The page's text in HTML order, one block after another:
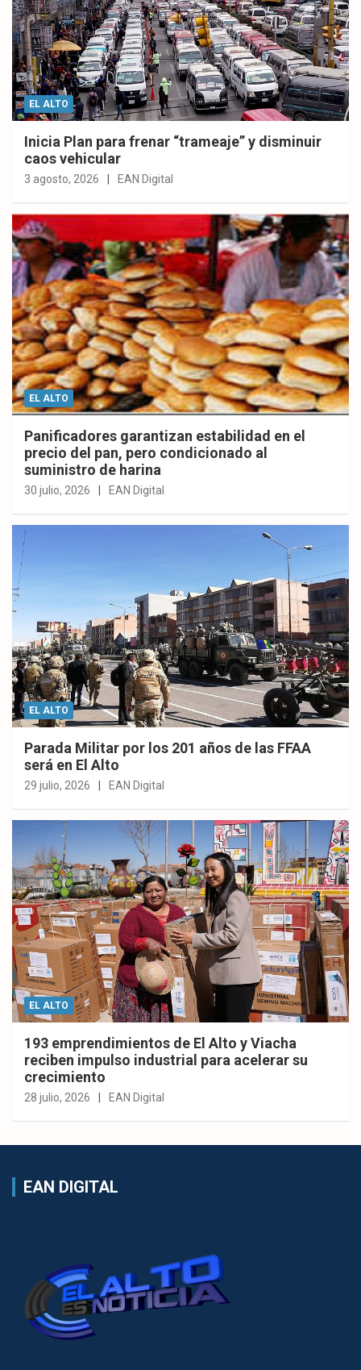
EL ALTO
Inicia Plan para frenar “trameaje” y disminuir
caos vehicular
3 agosto, 2026 EAN Digital
EL ALTO
Panificadores garantizan estabilidad en el
precio del pan, pero condicionado al
suministro de harina
30 julio, 2026 EAN Digital
EL ALTO
Parada Militar por los 201 años de las FFAA
será en El Alto
29 julio, 2026 EAN Digital
EL ALTO
193 emprendimientos de El Alto y Viacha
reciben impulso industrial para acelerar su
crecimiento
28 julio, 2026 EAN Digital
EAN DIGITAL